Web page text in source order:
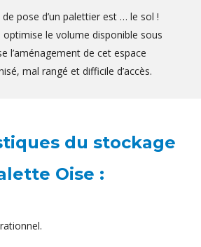
pose d’un palettier est … le sol !
optimise le volume disponible sous
l’aménagement de cet espace
mal rangé et difficile d’accès.
du stockage
Oise :